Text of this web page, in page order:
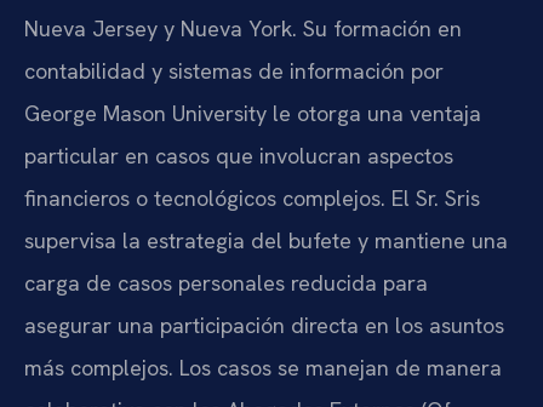
Nueva Jersey y Nueva York. Su formación en
contabilidad y sistemas de información por
George Mason University le otorga una ventaja
particular en casos que involucran aspectos
financieros o tecnológicos complejos. El Sr. Sris
supervisa la estrategia del bufete y mantiene una
carga de casos personales reducida para
asegurar una participación directa en los asuntos
más complejos. Los casos se manejan de manera